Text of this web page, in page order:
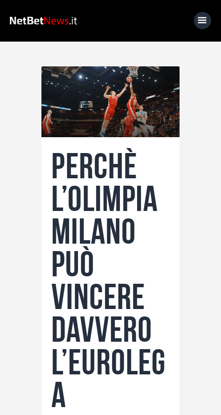
Home
News
Calcio
Basket
Lo Sapevi Che
Fantacalcio
I consigli di Giulia
Serie A
Perchè
l’Olimpia
Milano
può
vincere
davvero
l’Euroleg
a